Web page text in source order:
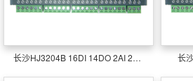
长沙HJ3204B 16DI 14DO 2AI 2温度 长